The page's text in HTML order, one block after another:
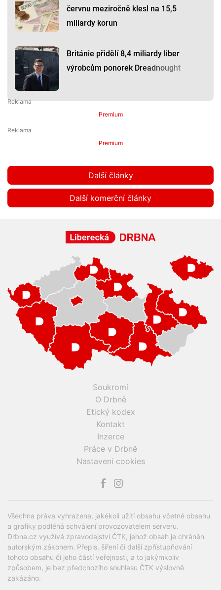
červnu meziročně klesl na 15,5
miliardy korun
Británie přidělí 8,4 miliardy liber
výrobcům ponorek Dreadnought
Premium
Premium
Další články
Další komerční články
Soukromí
O Drbně
Etický kodex
Kontakt
Inzerce
Práce v Drbně
Nastavení cookies
Všechna práva vyhrazena, jakékoli užití obsahu včetné obsahu
a grafiky podléhá schválení provozovatelem serveru.
Drbna.cz využívá zpravodajství ČTK, jehož obsah je chráněn
autorským zákonem. Přepis, šíření či další zpřístupňování
tohoto obsahu či jeho částí veřejnosti, a to jakýmkoliv
způsobem, je bez předchozího souhlasu ČTK výslovně
zakázáno.